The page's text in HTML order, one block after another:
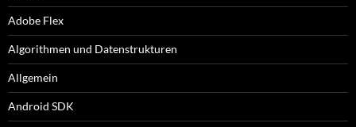
Adobe Flex
Algorithmen und Datenstrukturen
Allgemein
Android SDK